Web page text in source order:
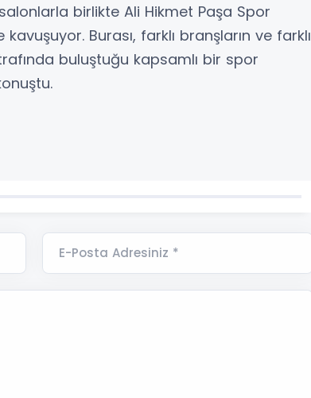
salonlarla birlikte Ali Hikmet Paşa Spor
Burası, farklı branşların ve farklı
buluştuğu kapsamlı bir spor
E-Posta Adresiniz *